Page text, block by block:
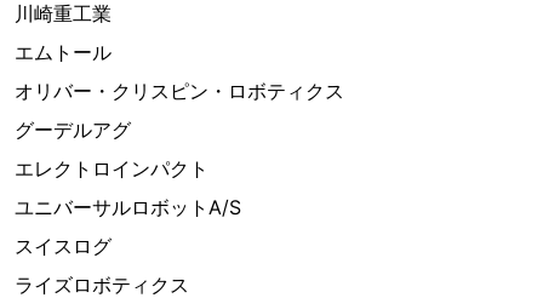
川崎重工業
エムトール
オリバー・クリスピン・ロボティクス
グーデルアグ
エレクトロインパクト
ユニバーサルロボットA/S
スイスログ
ライズロボティクス